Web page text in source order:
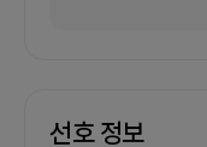
선호 정보